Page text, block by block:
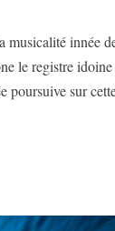
musicalité innée
le registre
poursuive sur